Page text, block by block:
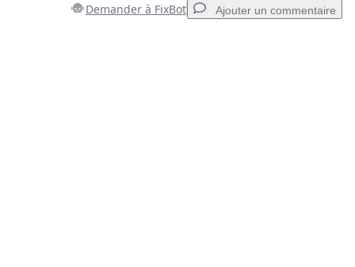
Demander à FixBot Ajouter un commentaire